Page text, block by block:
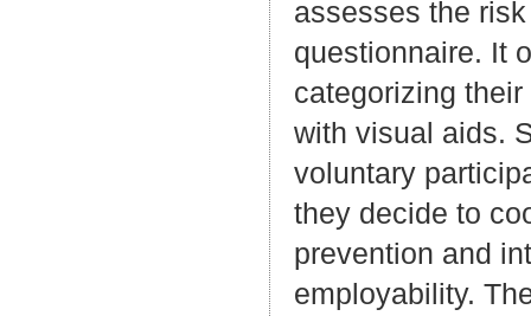
assesses the
questionnaire. It
categorizing
with visual aids.
voluntary
they decide to
prevention and
employability.